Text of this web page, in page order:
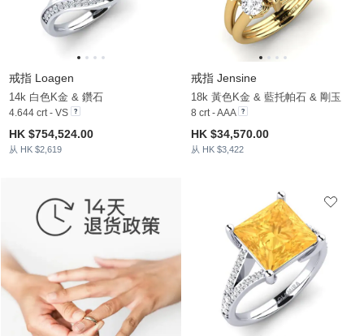
戒指 Loagen
14k 白色K金 & 鑽石
4.644 crt - VS
HK $754,524.00
从 HK $2,619
戒指 Jensine
18k 黃色K金 & 藍托帕石 & 剛玉
8 crt - AAA
HK $34,570.00
从 HK $3,422